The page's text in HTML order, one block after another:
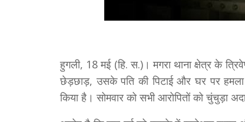
हुगली, 18 मई (हि. स.)। मगरा थाना क्षेत्र के
छेड़छाड़, उसके पति की पिटाई और घर पर
किया है। सोमवार को सभी आरोपितों को चुंचुड़ा